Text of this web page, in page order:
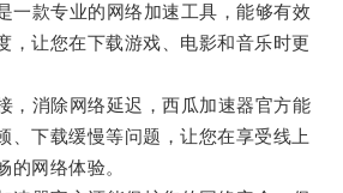
款专业的网络加速工具，能够有效
，让您在下载游戏、电影和音乐时更
消除网络延迟，西瓜加速器官方能
、下载缓慢等问题，让您在享受线上
的网络体验。